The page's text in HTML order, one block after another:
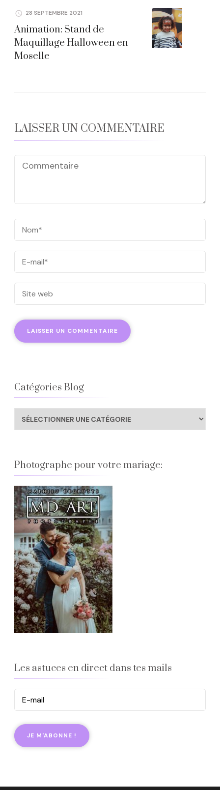
28 SEPTEMBRE 2021
Animation: Stand de
Maquillage Halloween en
Moselle
LAISSER UN COMMENTAIRE
Catégories Blog
Catégories
Blog
Photographe pour votre mariage:
Les astuces en direct dans tes mails